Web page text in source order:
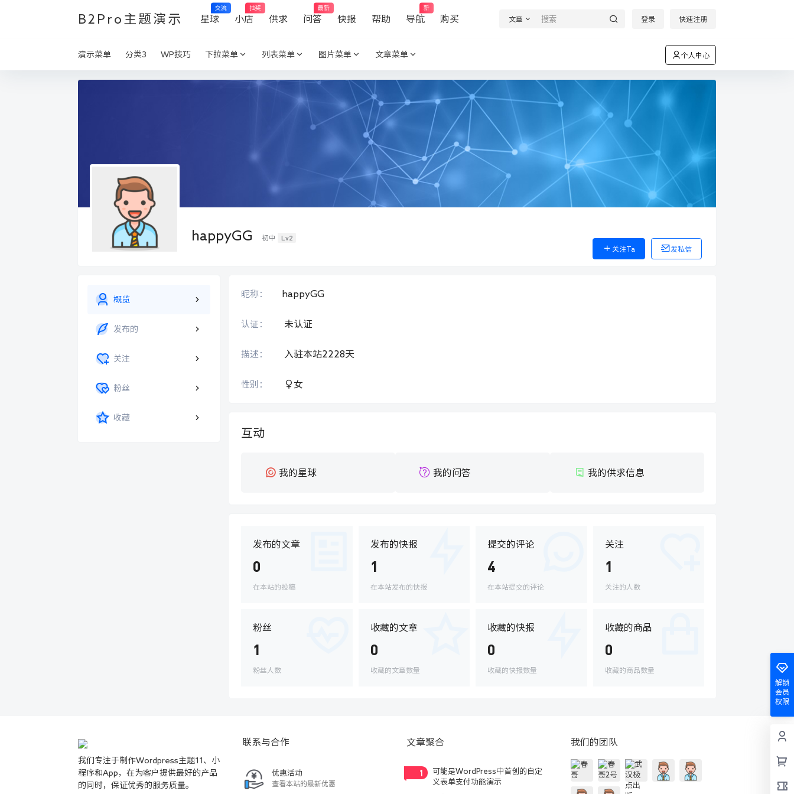
B2Pro主题演示 星球
交流
小店
抽奖
供求 问答
最新
快报 帮助 导航
新
购买 文章 登录 快速注册
演示菜单 分类3 WP技巧 下拉菜单 列表菜单 图片菜单 文章菜单 个人中心
happyGG 初中 Lv2
关注Ta 发私信
概览
发布的
关注
粉丝
收藏
昵称： happyGG
认证： 未认证
描述： 入驻本站2228天
性别： 女
互动
我的星球 我的问答 我的供求信息
发布的文章
0
在本站的投稿
发布的快报
1
在本站发布的快报
提交的评论
4
在本站提交的评论
关注
1
关注的人数
粉丝
1
粉丝人数
收藏的文章
0
收藏的文章数量
收藏的快报
0
收藏的快报数量
收藏的商品
0
收藏的商品数量
解锁
会员
权限
我们专注于制作Wordpress主题11、小
程序和App，在为客户提供最好的产品
的同时，保证优秀的服务质量。
联系与合作
优惠活动
查看本站的最新优惠
文章聚合
1
可能是WordPress中首创的自定
义表单支付功能演示
我们的团队